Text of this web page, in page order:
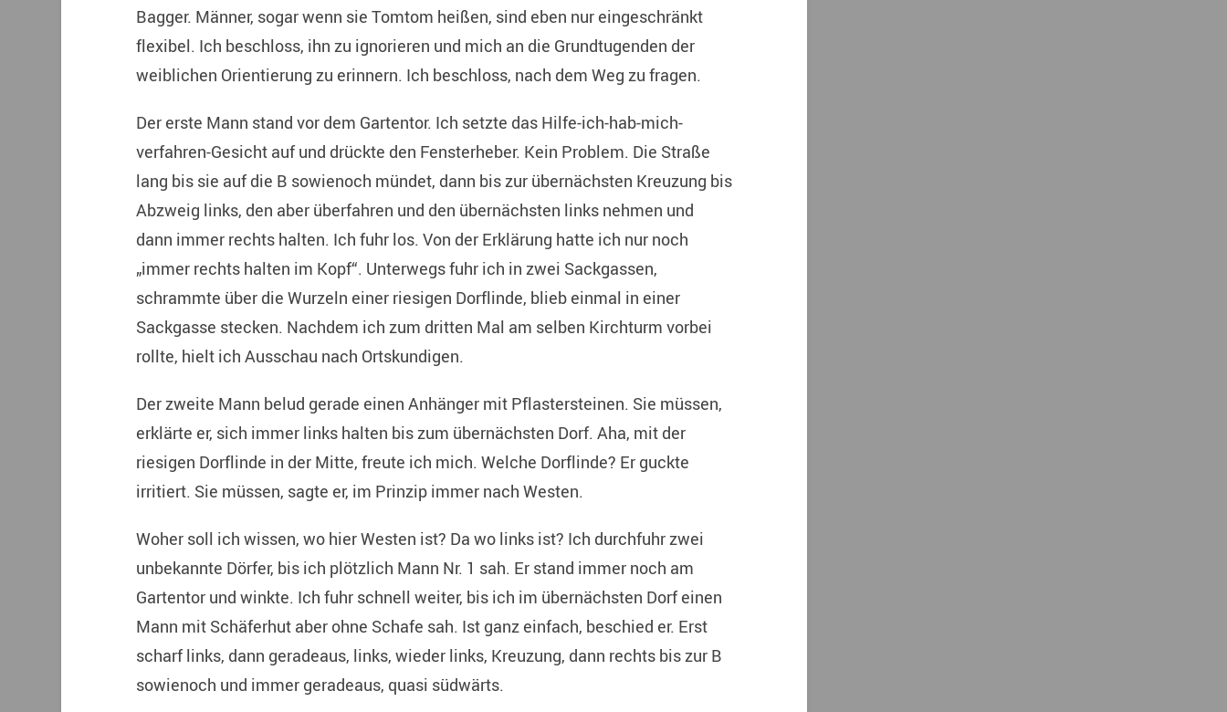
Bagger. Männer, sogar wenn sie Tomtom heißen, sind eben nur eingeschränkt
flexibel. Ich beschloss, ihn zu ignorieren und mich an die Grundtugenden der
weiblichen Orientierung zu erinnern. Ich beschloss, nach dem Weg zu fragen.
Der erste Mann stand vor dem Gartentor. Ich setzte das Hilfe-ich-hab-mich-
verfahren-Gesicht auf und drückte den Fensterheber. Kein Problem. Die Straße
lang bis sie auf die B sowienoch mündet, dann bis zur übernächsten Kreuzung bis
Abzweig links, den aber überfahren und den übernächsten links nehmen und
dann immer rechts halten. Ich fuhr los. Von der Erklärung hatte ich nur noch
„immer rechts halten im Kopf“. Unterwegs fuhr ich in zwei Sackgassen,
schrammte über die Wurzeln einer riesigen Dorflinde, blieb einmal in einer
Sackgasse stecken. Nachdem ich zum dritten Mal am selben Kirchturm vorbei
rollte, hielt ich Ausschau nach Ortskundigen.
Der zweite Mann belud gerade einen Anhänger mit Pflastersteinen. Sie müssen,
erklärte er, sich immer links halten bis zum übernächsten Dorf. Aha, mit der
riesigen Dorflinde in der Mitte, freute ich mich. Welche Dorflinde? Er guckte
irritiert. Sie müssen, sagte er, im Prinzip immer nach Westen.
Woher soll ich wissen, wo hier Westen ist? Da wo links ist? Ich durchfuhr zwei
unbekannte Dörfer, bis ich plötzlich Mann Nr. 1 sah. Er stand immer noch am
Gartentor und winkte. Ich fuhr schnell weiter, bis ich im übernächsten Dorf einen
Mann mit Schäferhut aber ohne Schafe sah. Ist ganz einfach, beschied er. Erst
scharf links, dann geradeaus, links, wieder links, Kreuzung, dann rechts bis zur B
sowienoch und immer geradeaus, quasi südwärts.